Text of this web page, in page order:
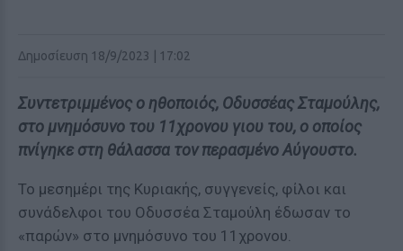
Δημοσίευση 18/9/2023 | 17:02
Συντετριμμένος ο ηθοποιός, Οδυσσέας Σταμούλης,
στο μνημόσυνο του 11χρονου γιου του, ο οποίος
πνίγηκε στη θάλασσα τον περασμένο Αύγουστο.
Το μεσημέρι της Κυριακής, συγγενείς, φίλοι και
συνάδελφοι του Οδυσσέα Σταμούλη έδωσαν το
«παρών» στο μνημόσυνο του 11χρονου.